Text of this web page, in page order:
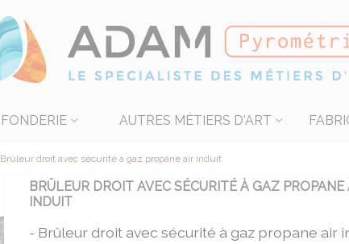
FONDERIE AUTRES MÉTIERS D'ART
Brûleur droit avec sécurité à gaz propane air induit
BRÛLEUR DROIT AVEC SÉCURITÉ À GAZ PROPANE
INDUIT
- Brûleur droit avec sécurité à gaz propane air